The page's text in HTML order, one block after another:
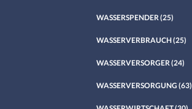
WASSERSPENDER (25)
WASSERVERBRAUCH(25)
WASSERVERSORGER (24)
WASSERVERSORGUNG (63)